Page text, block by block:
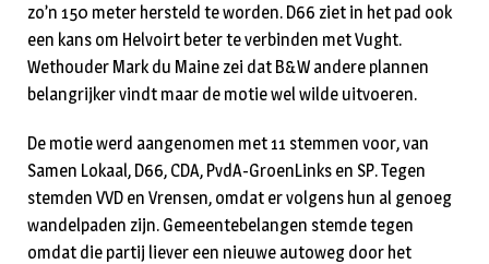
zo’n 150 meter hersteld te worden. D66 ziet in het pad ook
een kans om Helvoirt beter te verbinden met Vught.
Wethouder Mark du Maine zei dat B&W andere plannen
belangrijker vindt maar de motie wel wilde uitvoeren.
De motie werd aangenomen met 11 stemmen voor, van
Samen Lokaal, D66, CDA, PvdA-GroenLinks en SP. Tegen
stemden VVD en Vrensen, omdat er volgens hun al genoeg
wandelpaden zijn. Gemeentebelangen stemde tegen
omdat die partij liever een nieuwe autoweg door het